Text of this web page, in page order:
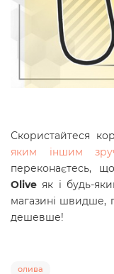
Скористайтеся
яким іншим
переконаєтесь,
Olive як і будь-
магазині швидше,
дешевше!
олива